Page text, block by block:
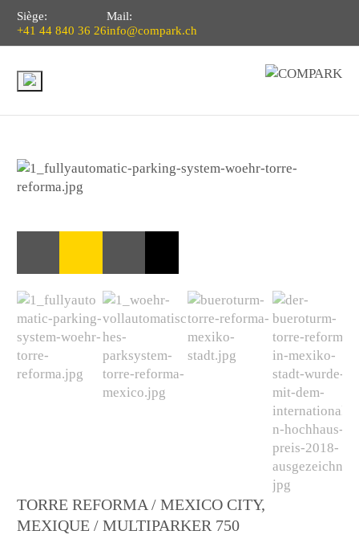
Siège:
+41 44 840 36 26
Mail:
info@compark.ch
TORRE REFORMA / MEXICO CITY,
MEXIQUE / MULTIPARKER 750